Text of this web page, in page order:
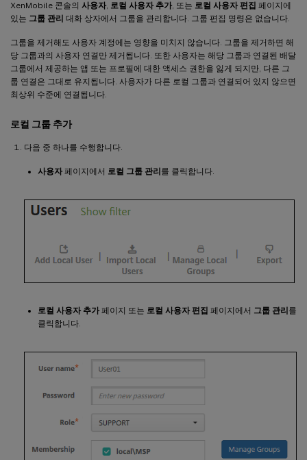
XenMobile 콘솔의 사용자, 로컬 사용자 추가, 또는 로컬 사용자 편집 페이지에
있는 그룹 관리 대화 상자에서 그룹을 관리합니다. 그룹 편집 명령은 없습니다.
그룹을 제거해도 사용자 계정에는 영향을 미치지 않습니다. 그룹을 제거하면 해
당 그룹과의 사용자 연결만 제거됩니다. 또한 사용자는 해당 그룹과 연결된 배달
그룹에서 제공하는 앱 또는 프로필에 대한 액세스 권한을 잃게 되지만, 다른 그
룹 연결은 그대로 유지됩니다. 사용자가 다른 로컬 그룹과 연결되어 있지 않으면
최상위 수준에 연결됩니다.
로컬 그룹 추가
다음 중 하나를 수행합니다.
사용자 페이지에서 로컬 그룹 관리 를 클릭합니다.
로컬 사용자 추가 페이지 또는 로컬 사용자 편집 페이지에서 그룹 관리 를
클릭합니다.